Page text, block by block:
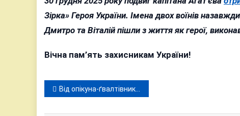
Зірка» Героя України. Імена двох воїнів
Дмитро та Віталій пішли з життя як герої,
Вічна пам’ять захисникам України!
Навігація
записів
Від опікуна-ґвалтівника до діда-педофіла: Вінниччина в епіцентрі епідемії насильства над дітьми